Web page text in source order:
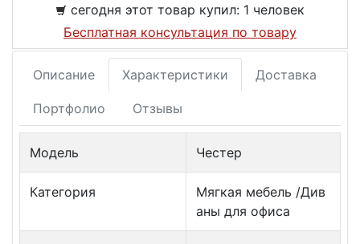
сегодня этот товар купил: 1 человек
Бесплатная консультация по товару
Описание Характеристики Доставка
Портфолио Отзывы
Модель Честер
Категория
Мягкая мебель /Див
аны для офиса